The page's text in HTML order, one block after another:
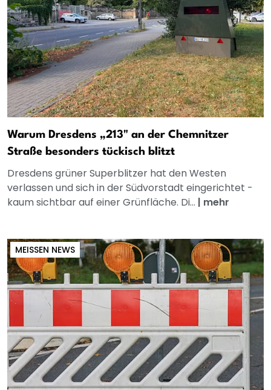
Warum Dresdens „213" an der Chemnitzer
Straße besonders tückisch blitzt
Dresdens grüner Superblitzer hat den Westen
verlassen und sich in der Südvorstadt eingerichtet -
kaum sichtbar auf einer Grünfläche. Di... | mehr
MEISSEN NEWS